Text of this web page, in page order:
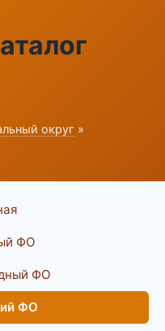
округ »
ФО
ФО
ФО